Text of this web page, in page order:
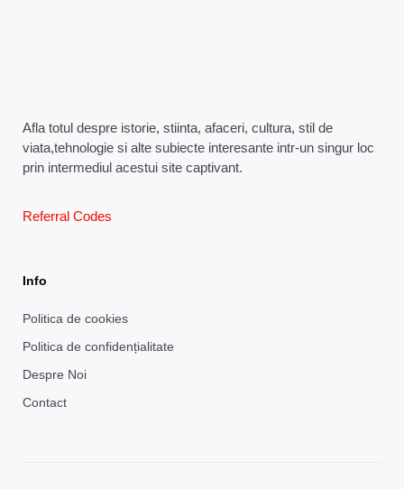
Afla totul despre istorie, stiinta, afaceri, cultura, stil de
viata,tehnologie si alte subiecte interesante intr-un singur loc
prin intermediul acestui site captivant.
Referral Codes
Info
Politica de cookies
Politica de confidențialitate
Despre Noi
Contact